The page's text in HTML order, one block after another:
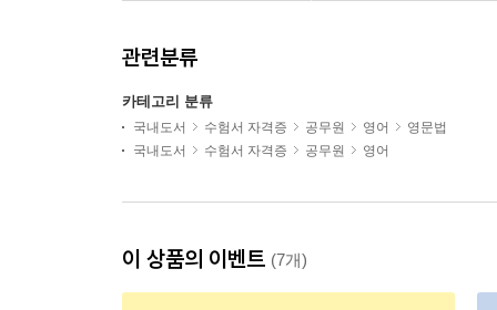
관련분류
카테고리 분류
국내도서 수험서 자격증 공무원 영어
영문법
국내도서
수험서 자격증 공무원 영어
이 상품의 이벤트 (7개)